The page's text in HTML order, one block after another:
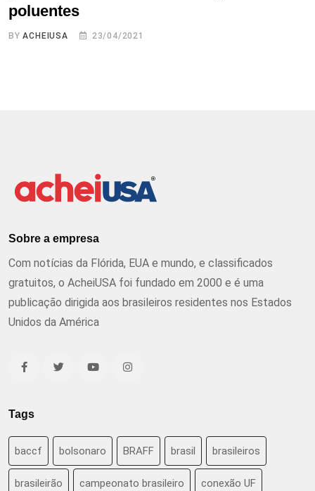
poluentes
BYACHEIUSA 23/04/2021
Sobre a empresa
Com notícias da Flórida, EUA e mundo, e classificados
gratuitos, o AcheiUSA foi fundado em 2000 e é uma
publicação dirigida aos brasileiros residentes nos Estados
Unidos da América
Tags
baccf bolsonaro BRAFF brasil brasileiros
brasileirão campeonato brasileiro conexão UF